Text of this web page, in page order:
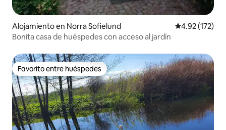
Alojamiento en Norra Sofielund Calificación
4.92 (172)
Bonita casa de huéspedes con acceso al jardín
Favorito entre huéspedes
Favorito entre huéspedes